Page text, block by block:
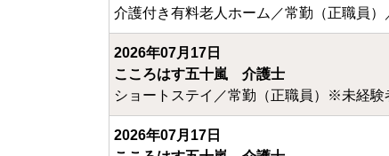
介護付き有料老人ホーム／常勤（正職員
2026年07月17日
こころはす五十嵐 介護士
ショートステイ／常勤（正職員）※未経験
2026年07月17日